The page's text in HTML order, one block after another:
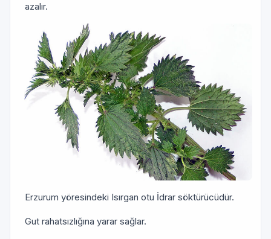
azalır.
Erzurum yöresindeki Isırgan otu İdrar söktürücüdür.
Gut rahatsızlığına yarar sağlar.